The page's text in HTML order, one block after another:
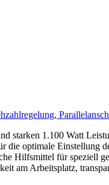
starken 1.100 Watt
die optimale Einstellung
Hilfsmittel für speziell
am Arbeitsplatz,